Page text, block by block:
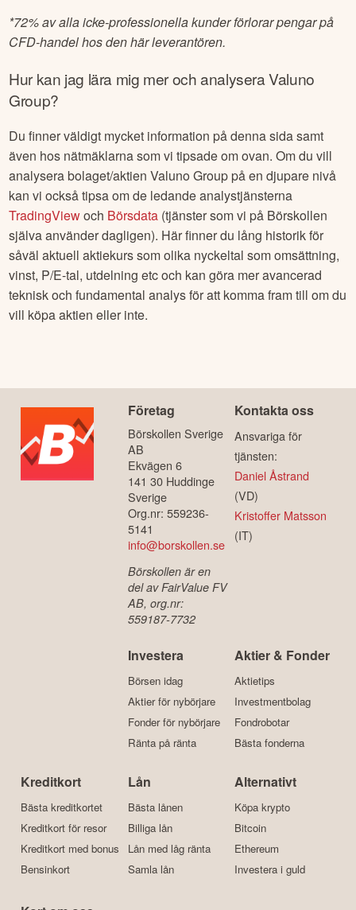
*72% av alla icke-professionella kunder förlorar pengar på
CFD-handel hos den här leverantören.
Hur kan jag lära mig mer och analyseraValuno
Group?
Du finner väldigt mycket information på denna sida samt
även hos nätmäklarna som vi tipsade om ovan. Om du vill
analysera bolaget/aktienValuno Group på en djupare nivå
kan vi också tipsa om de ledande analystjänsterna
TradingViewoch Börsdata (tjänster som vi på Börskollen
själva använder dagligen). Här finner du lång historik för
såväl aktuell aktiekurs som olika nyckeltal som omsättning,
vinst, P/E-tal, utdelning etc och kan göra mer avancerad
teknisk och fundamental analys för att komma fram till om du
vill köpa aktien eller inte.
Företag
Börskollen Sverige
AB
Ekvägen 6
141 30 Huddinge
Sverige
Org.nr: 559236-
5141
info@borskollen.se
Börskollen är en
del av FairValue FV
AB, org.nr:
559187-7732
Kontakta oss
Ansvariga för
tjänsten:
Daniel Åstrand
(VD)
Kristoffer Matsson
(IT)
Investera
Börsen idag
Aktier för nybörjare
Fonder för nybörjare
Ränta på ränta
Aktier & Fonder
Aktietips
Investmentbolag
Fondrobotar
Bästa fonderna
Kreditkort
Bästa kreditkortet
Kreditkort för resor
Kreditkort med bonus
Bensinkort
Lån
Bästa lånen
Billiga lån
Lån med låg ränta
Samla lån
Alternativt
Köpa krypto
Bitcoin
Ethereum
Investera i guld